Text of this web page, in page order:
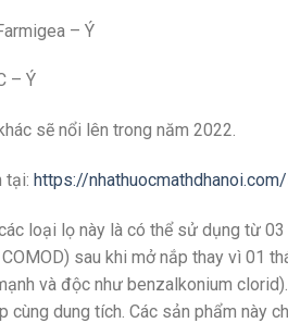
– Ý
– Ý
sẽ nổi lên trong năm 2022.
tại: https://
loại lọ này là có thể sử dụng từ
sau khi mở nắp thay vì 01
và độc như benzalkonium
cùng dung tích. Các sản phẩm này